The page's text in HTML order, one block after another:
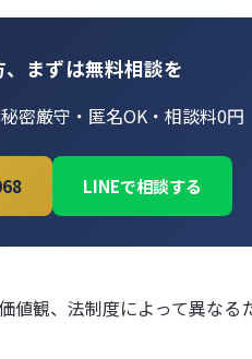
まずは無料相談を
密厳守・匿名OK・相談料0円
LINEで相談する
値観、法制度によって異なる